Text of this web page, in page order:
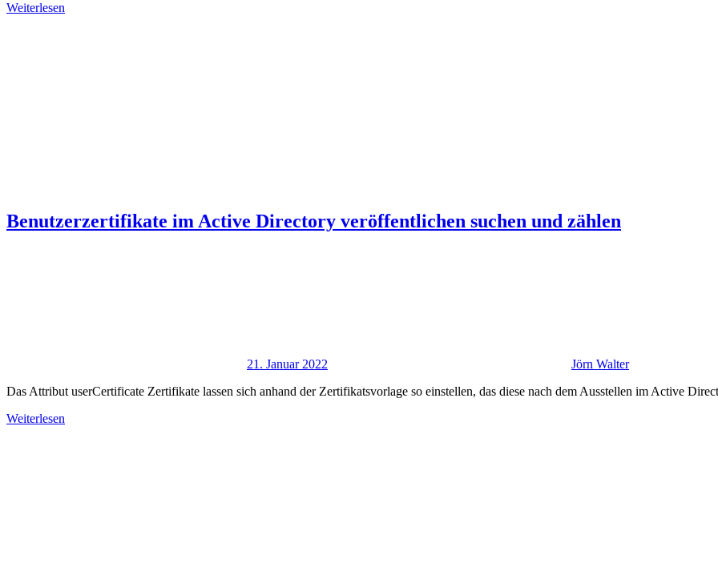
Weiterlesen
Benutzerzertifikate im Active Directory veröffentlichen suchen und zählen
21. Januar 2022 Jörn Walter
Das Attribut userCertificate Zertifikate lassen sich anhand der Zertifikatsvorlage so einstellen, das diese nach dem Ausstellen im Active
Weiterlesen